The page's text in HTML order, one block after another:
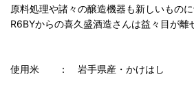
原料処理や諸々の醸造機器も新しいもの
R6BYからの喜久盛酒造さんは益々目が離
使用米 ： 岩手県産・かけはし